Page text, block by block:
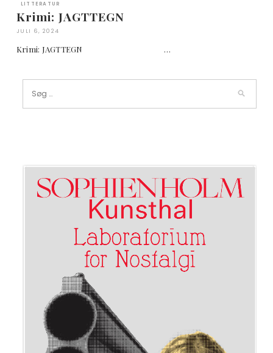
LITTERATUR
Krimi: JAGTTEGN
JULI 6, 2024
Krimi: JAGTTEGN …